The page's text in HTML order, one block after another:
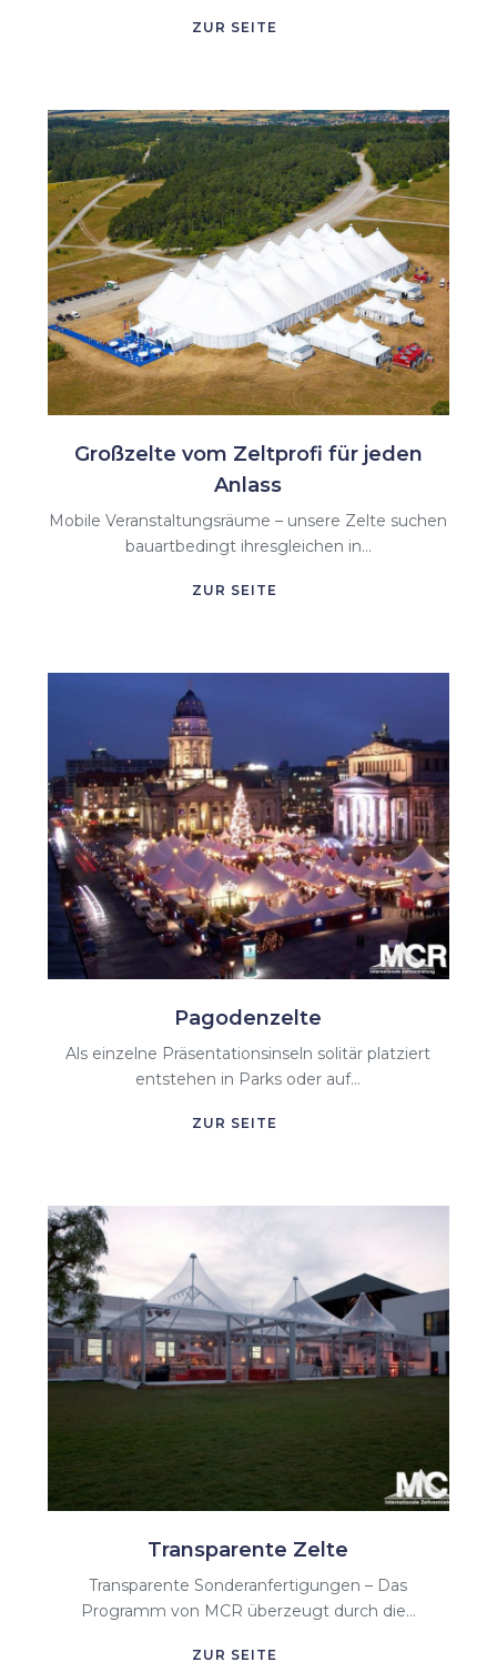
ZUR SEITE
Großzelte vom Zeltprofi für jeden
Anlass
Mobile Veranstaltungsräume – unsere Zelte suchen
bauartbedingt ihresgleichen in...
ZUR SEITE
Pagodenzelte
Als einzelne Präsentationsinseln solitär platziert
entstehen in Parks oder auf...
ZUR SEITE
Transparente Zelte
Transparente Sonderanfertigungen – Das
Programm von MCR überzeugt durch die...
ZUR SEITE